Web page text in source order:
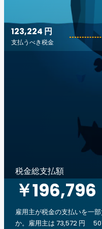
123,224 円
支払うべき税金
税金総支払額
￥196,796
雇用主が税金の支払いを一
か。雇用主は 73,572 円